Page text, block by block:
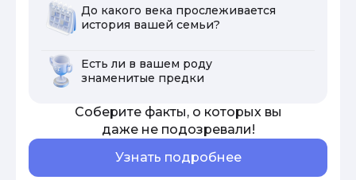
До какого века прослеживается
история вашей семьи?
Есть ли в вашем роду
знаменитые предки
Соберите факты, о которых вы
даже не подозревали!
Узнать подробнее